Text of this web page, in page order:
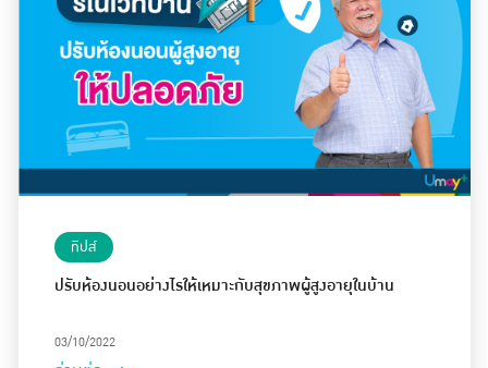
ทิปส์
ปรับห้องนอนอย่างไรให้เหมาะกับสุขภาพผู้สูงอายุในบ้าน
03/10/2022